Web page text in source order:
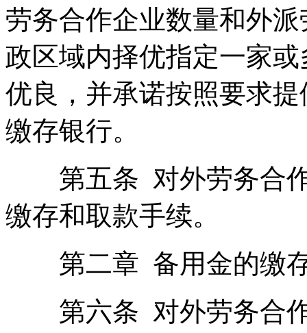
劳务合作企业数量和外
政区域内择优指定一家
优良，并承诺按照要求
缴存银行。
第五条 对外劳务合作
缴存和取款手续。
第二章 备用金的缴
第六条 对外劳务合作